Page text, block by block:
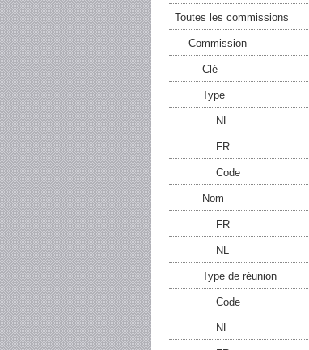
Toutes les commissions
Commission
Clé
Type
NL
FR
Code
Nom
FR
NL
Type de réunion
Code
NL